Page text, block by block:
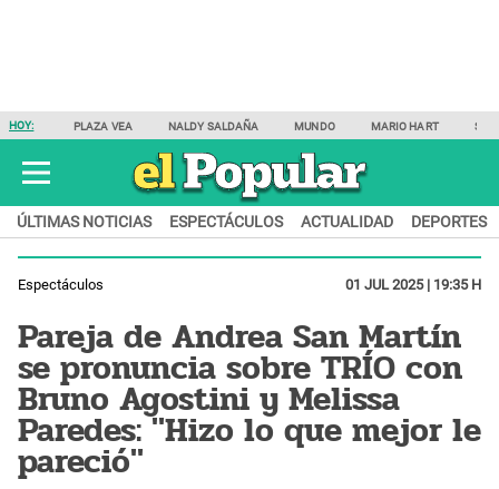
HOY: PLAZA VEA NALDY SALDAÑA MUNDO MARIO HART
ÚLTIMAS NOTICIAS ESPECTÁCULOS ACTUALIDAD DEPORTES
Espectáculos 01 JUL 2025 | 19:35 H
Pareja de Andrea San Martín
se pronuncia sobre TRÍO con
Bruno Agostini y Melissa
Paredes: "Hizo lo que mejor le
pareció"